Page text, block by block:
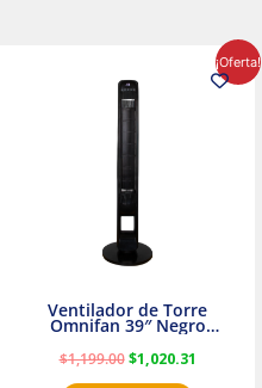
¡Oferta!
Ventilador de Torre
Omnifan 39″ Negro
$1,199.00
original
era:
$1,020.31
precio
actual